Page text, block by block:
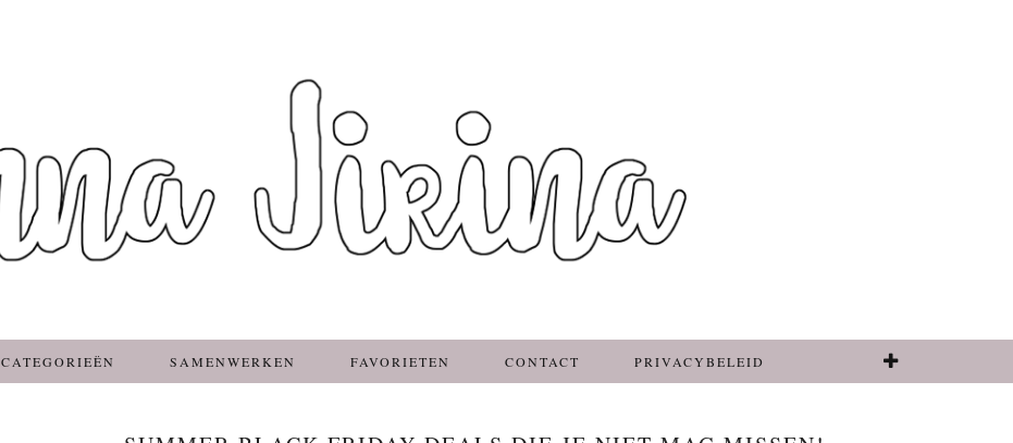
CATEGORIEËN SAMENWERKEN FAVORIETEN CONTACT PRIVACYBELEID